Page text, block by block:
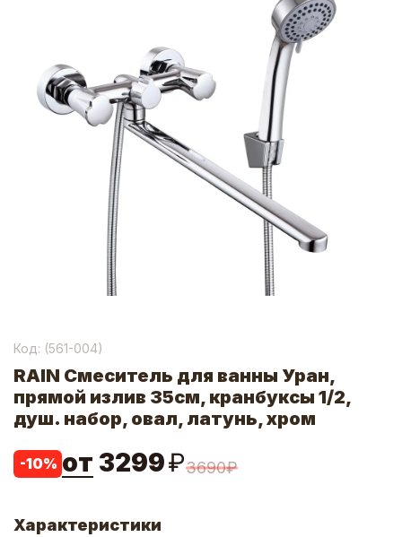
Код: (561-004)
RAIN Смеситель для ванны Уран,
прямой излив 35см, кранбуксы 1/2,
душ. набор, овал, латунь, хром
-10% от 3299₽3690₽
Характеристики